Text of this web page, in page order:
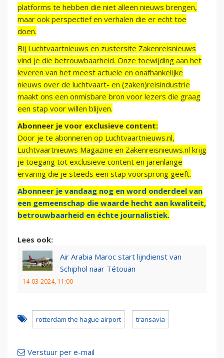
platforms te hebben die niet alleen nieuws brengen,
maar ook perspectief en verhalen die er echt toe
doen.
Bij Luchtvaartnieuws en zustersite Zakenreisnieuws
vind je die betrouwbaarheid. Onze toewijding aan het
leveren van het meest actuele en onafhankelijke
nieuws over de luchtvaart- en (zaken)reisindustrie
maakt ons een onmisbare bron voor lezers die graag
een stap voor willen blijven.
Abonneer je voor exclusieve content:
Door je te abonneren op Luchtvaartnieuws.nl,
Luchtvaartnieuws Magazine en Zakenreisnieuws.nl krijg
je toegang tot exclusieve content en jarenlange
ervaring die je steeds een stap voorsprong geeft.
Abonneer je vandaag nog en word onderdeel van
een gemeenschap die waarde hecht aan kwaliteit,
betrouwbaarheid en échte journalistiek.
Lees ook:
Air Arabia Maroc start lijndienst van
Schiphol naar Tétouan
14-03-2024, 11:00
rotterdam the hague airport transavia
Verstuur per e-mail